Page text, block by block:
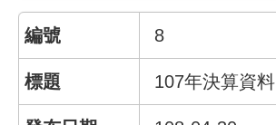
臺
市
政
府
8
107年決算資料